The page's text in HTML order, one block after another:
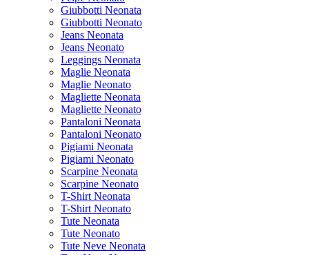
Giubbotti Neonata
Giubbotti Neonato
Jeans Neonata
Jeans Neonato
Leggings Neonata
Maglie Neonata
Maglie Neonato
Magliette Neonata
Magliette Neonato
Pantaloni Neonata
Pantaloni Neonato
Pigiami Neonata
Pigiami Neonato
Scarpine Neonata
Scarpine Neonato
T-Shirt Neonata
T-Shirt Neonato
Tute Neonata
Tute Neonato
Tute Neve Neonata